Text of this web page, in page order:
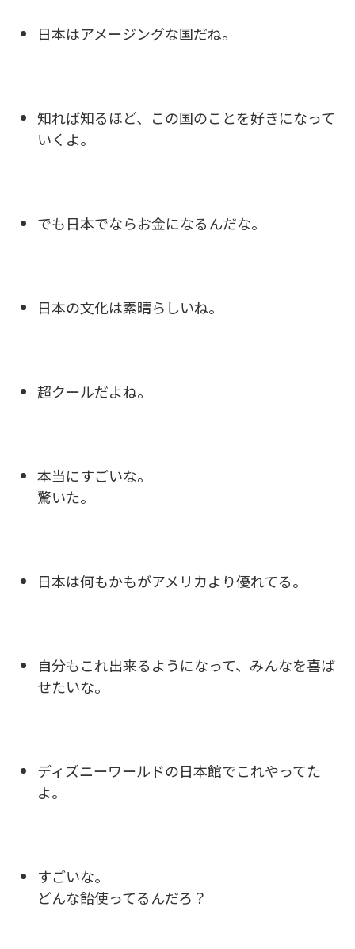
日本はアメージングな国だね。
知れば知るほど、この国のことを好きになって
いくよ。
でも日本でならお金になるんだな。
日本の文化は素晴らしいね。
超クールだよね。
本当にすごいな。
驚いた。
日本は何もかもがアメリカより優れてる。
自分もこれ出来るようになって、みんなを喜ば
せたいな。
ディズニーワールドの日本館でこれやってた
よ。
すごいな。
どんな飴使ってるんだろ？